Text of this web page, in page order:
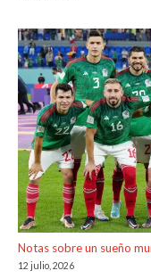
Notas sobre un sueño
12 julio, 2026